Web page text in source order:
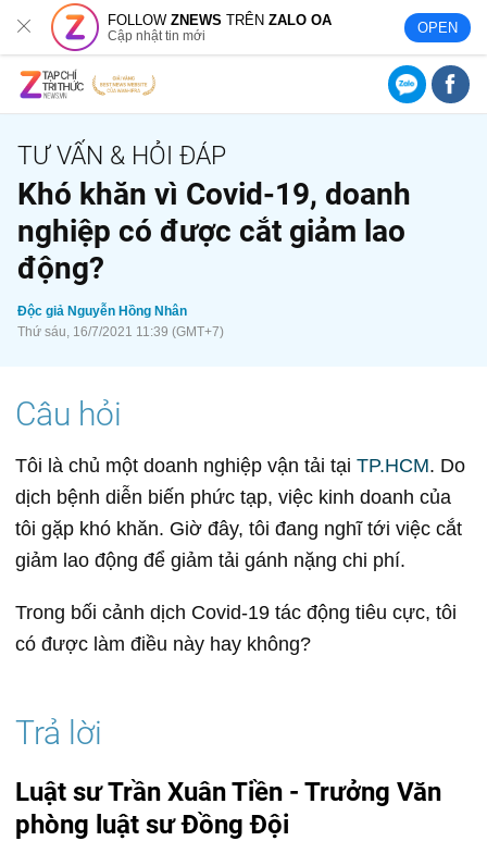
FOLLOWZNEWS TRÊNZALO OA
Cập nhật tin mới OPEN
Khó khăn vì Covid-19, doanh
nghiệp có được cắt giảm lao
động?
Độc giả Nguyễn Hồng Nhân
Thứ sáu, 16/7/2021 11:39 (GMT+7)
Tôi là chủ một doanh nghiệp vận tải tạiTP.HCM. Do
dịch bệnh diễn biến phức tạp, việc kinh doanh của
tôi gặp khó khăn. Giờ đây, tôi đang nghĩ tới việc cắt
giảm lao động để giảm tải gánh nặng chi phí.
Trong bối cảnh dịch Covid-19 tác động tiêu cực, tôi
có được làm điều này hay không?
Luật sư Trần Xuân Tiền - Trưởng Văn
phòng luật sư Đồng Đội